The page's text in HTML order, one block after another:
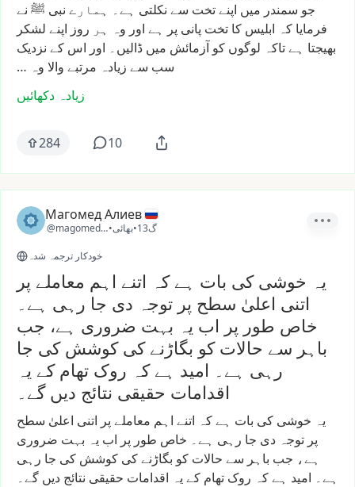
جو سمندر میں اپنےتخت سے نکلتی ہے۔ ہمارے نبی ﷺ نے
فرمایا کہ ابلیس کا تخت پانی پر ہے اور وہ ہر روز اپنے لشکر
بھیجتا ہےتاکہ لوگوں کو آزمائش میں ڈالیں۔ اور اس کے نزدیک
سب سے زیادہ مرتبے والا وہ …
زیادہ دکھائیں
284 10
Магомед Алиев
@magomed_0510
•بھائی• 13گ
خودکار ترجمہ شدہ
یہ خوشی کی بات ہے کہ اتنے اہم معاملے پر
اتنی اعلیٰ سطح پر توجہ دی جا رہی ہے۔
خاص طور پر اب یہ بہت ضروری ہے، جب
باہر سے حالات کو بگاڑنے کی کوشش کی جا
رہی ہے۔ امید ہے کہ روک تھام کے یہ
اقدامات حقیقی نتائج دیں گے۔
یہ خوشی کی بات ہےکہ اتنے اہم معاملے پر اتنی اعلیٰ سطح
پر توجہ دی جا رہی ہے۔ خاص طور پر اب یہ بہت ضروری
ہے، جب باہر سے حالات کو بگاڑنےکی کوشش کی جا رہی
ہے۔ امید ہےکہ روک تھام کے یہ اقدامات حقیقی نتائج دیں گے۔